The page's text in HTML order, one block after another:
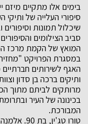
בימים אלו מתקיים מיזם
סיפורי העלייה של
שיכלול תמונות
סביב הצילומים
המואץ של הקמת מרכז
במסגרת הפרויקט
האגף לשירותים
ותיקים ברכה בן סדון
מרותקים לביתם מתוך
בכינונה של העיר
המבורכת.